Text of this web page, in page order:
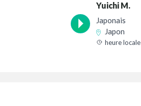
Yuichi M.
Japonais
Japon
heure locale